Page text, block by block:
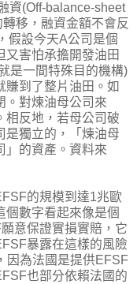
資(Off-balance-sheet
移，融資金額不會反
假設今天A公司是個
又害怕承擔開發油田
是一間特殊目的機構)
賺到了整片油田。如
。對煉油母公司來
相反地，若母公司破
是獨立的，「煉油母
」的資產。資料來
的規模到達1兆歐
個數字看起來像是個
意保證實損實賠，它
暴露在這樣的風險
因為法國是提供EFSF
也部分依賴法國的